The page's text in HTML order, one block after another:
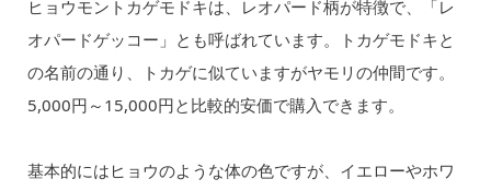
ヒョウモントカゲモドキは、レオパード柄が特徴で、「レ
オパードゲッコー」とも呼ばれています。トカゲモドキと
の名前の通り、トカゲに似ていますがヤモリの仲間です。
5,000円～15,000円と比較的安価で購入できます。
基本的にはヒョウのような体の色ですが、イエローやホワ